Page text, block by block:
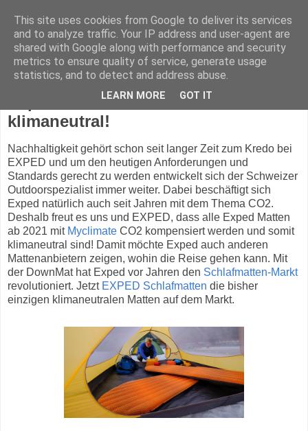
Mittwoch, 14. April 2021
Exped Isomatten werden
klimaneutral!
Nachhaltigkeit gehört schon seit langer Zeit zum Kredo bei
EXPED und um den heutigen Anforderungen und
Standards gerecht zu werden entwickelt sich der Schweizer
Outdoorspezialist immer weiter. Dabei beschäftigt sich
Exped natürlich auch seit Jahren mit dem Thema CO2.
Deshalb freut es uns und EXPED, dass alle Exped Matten
ab 2021 mit Myclimate CO2 kompensiert werden und somit
klimaneutral sind! Damit möchte Exped auch anderen
Mattenanbietern zeigen, wohin die Reise gehen kann. Mit
der DownMat hat Exped vor Jahren den Schlafmatten-Markt
revolutioniert. Jetzt EXPED Schlafmatten die bisher
einzigen klimaneutralen Matten auf dem Markt.
This site uses cookies from Google to deliver its services
and to analyze traffic. Your IP address and user-agent are
shared with Google along with performance and security
metrics to ensure quality of service, generate usage
statistics, and to detect and address abuse.
LEARN MORE GOT IT